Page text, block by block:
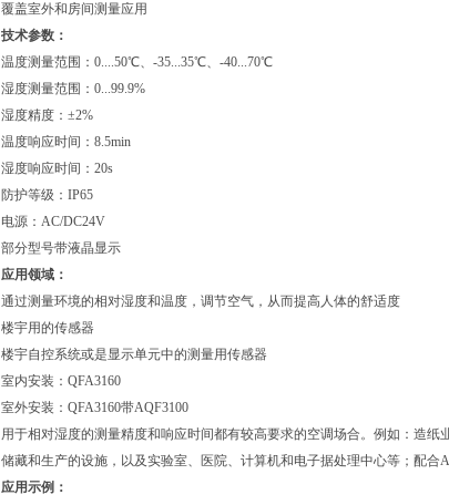
覆盖室外和房间测量应用
技术参数：
温度测量范围：0....50℃、-35...35℃、-40...70℃
湿度测量范围：0...99.9%
湿度精度：±2%
温度响应时间：8.5min
湿度响应时间：20s
防护等级：IP65
电源：AC/DC24V
部分型号带液晶显示
应用领域：
通过测量环境的相对湿度和温度，调节空气，从而提高人体的舒适度
楼宇用的传感器
楼宇自控系统或是显示单元中的测量用传感器
室内安装：QFA3160
室外安装：QFA3160带AQF3100
用于相对湿度的测量精度和响应时间都有较高要求的空调场合。例如：造
储藏和生产的设施，以及实验室、医院、计算机和电子据处理中心等；配合
应用示例：